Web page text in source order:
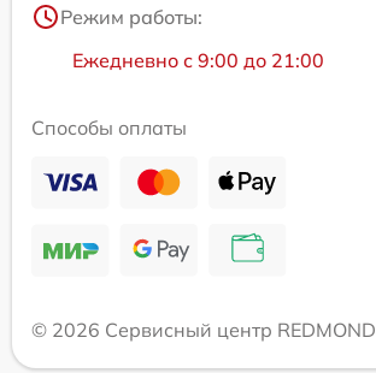
Режим работы:
Ежедневно с 9:00 до 21:00
Способы оплаты
© 2026 Сервисный центр REDMOND